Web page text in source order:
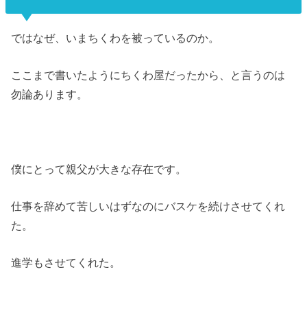
ではなぜ、いまちくわを被っているのか。
ここまで書いたようにちくわ屋だったから、と言うのは
勿論あります。
僕にとって親父が大きな存在です。
仕事を辞めて苦しいはずなのにバスケを続けさせてくれ
た。
進学もさせてくれた。